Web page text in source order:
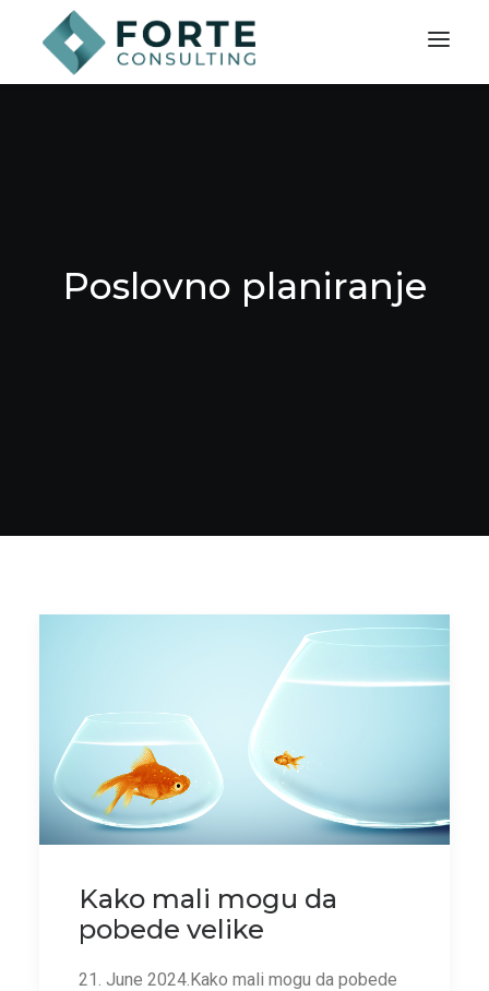
Poslovno planiranje
Kako mali mogu da
pobede velike
21. June 2024.Kako mali mogu da pobede